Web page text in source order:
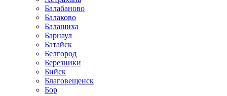
Балабаново
Балаково
Балашиха
Барнаул
Батайск
Белгород
Березники
Бийск
Благовещенск
Бор